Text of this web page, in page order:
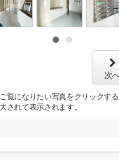
次
覧になりたい写真をクリックする
されて表示されます。